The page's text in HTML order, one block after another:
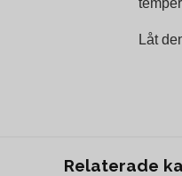
Låt
Relaterade